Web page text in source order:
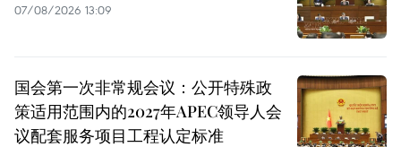
07/08/2026 13:09
国会第一次非常规会议：公开特殊政
策适用范围内的2027年APEC领导人会
议配套服务项目工程认定标准